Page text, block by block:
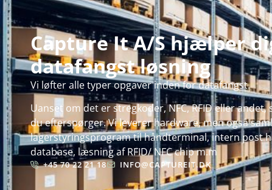
Capture It A/S hjælper
datafangst løsning
Vi løfter alle typer opgaver inden for datafangst.
Uanset om det er stregkoder, NFC, RFID eller
du efterspørger. Vi leverer hardware, men også
lagerstyringsprogram til håndterminal, intern post
database, læsning af RFID/ NFC chip m.m
+45 70 22 21 18 INFO@CAPTUREIT.DK